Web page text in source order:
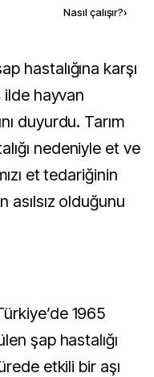
Nasıl çalışır?›
ilde hayvan
duyurdu. Tarım
nedeniyle et ve
et tedariğinin
asılsız olduğunu
1965
şap hastalığı
etkili bir aşı